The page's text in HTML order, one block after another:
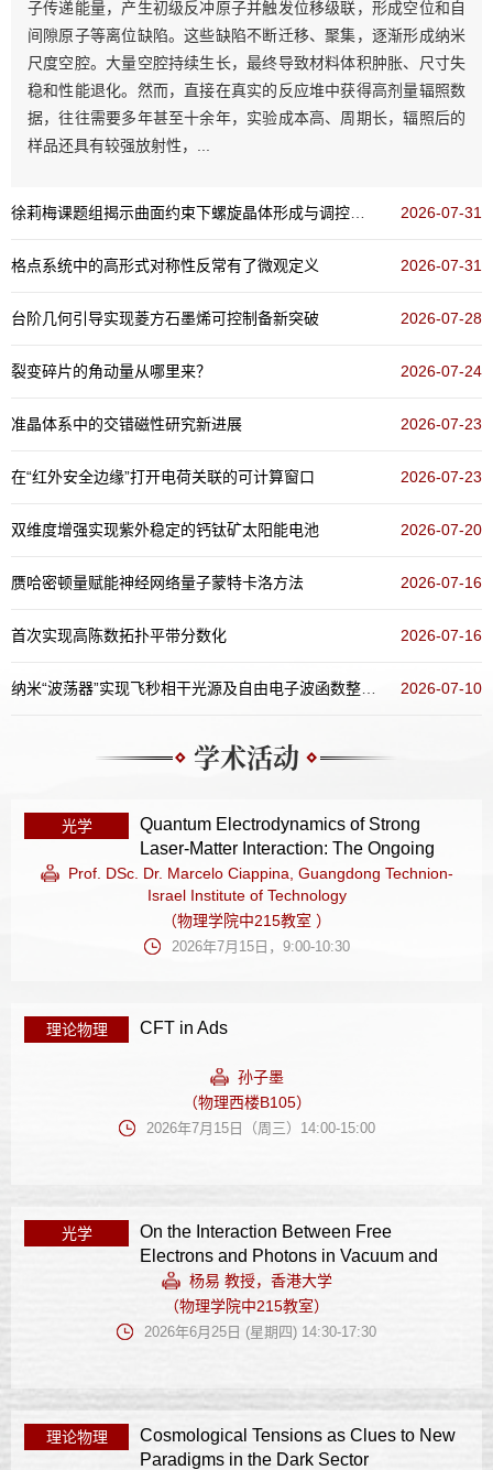
子传递能量，产生初级反冲原子并触发位移级联，形成空位和自
间隙原子等离位缺陷。这些缺陷不断迁移、聚集，逐渐形成纳米
尺度空腔。大量空腔持续生长，最终导致材料体积肿胀、尺寸失
稳和性能退化。然而，直接在真实的反应堆中获得高剂量辐照数
据，往往需要多年甚至十余年，实验成本高、周期长，辐照后的
样品还具有较强放射性，...
2026-07-31
格点系统中的高形式对称性反常有了微观定义 2026-07-31
台阶几何引导实现菱方石墨烯可控制备新突破 2026-07-28
裂变碎片的角动量从哪里来？ 2026-07-24
准晶体系中的交错磁性研究新进展 2026-07-23
在“红外安全边缘”打开电荷关联的可计算窗口 2026-07-23
双维度增强实现紫外稳定的钙钛矿太阳能电池 2026-07-20
赝哈密顿量赋能神经网络量子蒙特卡洛方法 2026-07-16
首次实现高陈数拓扑平带分数化 2026-07-16
2026-07-10
学术活动
光学
Quantum Electrodynamics of Strong
Laser-Matter Interaction: The Ongoing
Journey and Beyond
Prof. DSc. Dr. Marcelo Ciappina, Guangdong Technion-
Israel Institute of Technology
（物理学院中215教室 ）
2026年7月15日，9:00-10:30
理论物理 CFT in Ads
孙子墨
（物理西楼B105）
2026年7月15日（周三）14:00-15:00
光学
On the Interaction Between Free
Electrons and Photons in Vacuum and
Shaped Vacuum
杨易 教授，香港大学
（物理学院中215教室）
2026年6月25日 (星期四) 14:30-17:30
理论物理
Cosmological Tensions as Clues to New
Paradigms in the Dark Sector